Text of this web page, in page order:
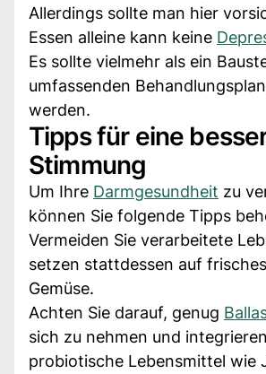
Allerdings sollte man hier
Essen alleine kann keine
Es sollte vielmehr als ein
umfassenden
werden.
Tipps für eine
Stimmung
Um Ihre Darmgesundheit zu
können Sie folgende Tipps
Vermeiden Sie verarbeitete
setzen stattdessen auf
Gemüse.
Achten Sie darauf, genug
sich zu nehmen und
probiotische Lebensmittel wie